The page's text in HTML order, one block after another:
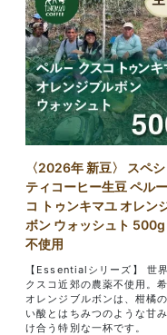
〈2026年 新豆〉 スペ
ティコーヒー生豆 ペル
コ トゥンキマユ オレン
ボン ウォッシュト
不使用
【Essentialシリーズ】 世
クスコ近郊の農薬不使用。
オレンジブルボンは、柑橘
い酸とはちみつのような甘
け合う特別な一杯です。